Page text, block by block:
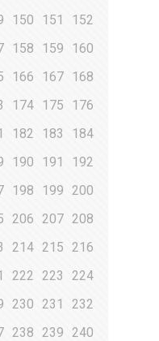
150 151
152
158 159
160
166 167 168
174 175
176
182 183
184
190 191
192
198 199
200
206 207 208
214 215
216
222 223
224
230 231
232
238 239
240